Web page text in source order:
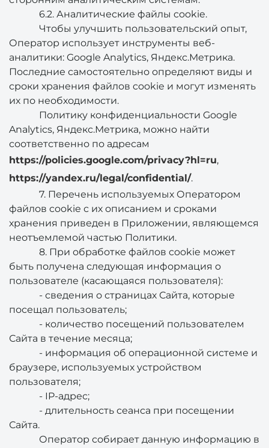
6.2. Аналитические файлы cookie.
Чтобы улучшить пользовательский опыт,
Оператор использует инструменты веб-
аналитики: Google Analytics, Яндекс.Метрика.
Последние самостоятельно определяют виды и
сроки хранения файлов cookie и могут изменять
их по необходимости.
Политику конфиденциальности Google
Analytics, Яндекс.Метрика, можно найти
соответственно по адресам
https://policies.google.com/privacy?hl=ru,
https://yandex.ru/legal/confidential/.
7. Перечень используемых Оператором
файлов cookie с их описанием и сроками
хранения приведен в Приложении, являющемся
неотъемлемой частью Политики.
8. При обработке файлов cookie может
быть получена следующая информация о
пользователе (касающаяся пользователя):
- сведения о страницах Сайта, которые
посещал пользователь;
- количество посещений пользователем
Сайта в течение месяца;
- информация об операционной системе и
браузере, используемых устройством
пользователя;
- IP-адрес;
- длительность сеанса при посещении
Сайта.
Оператор собирает данную информацию в